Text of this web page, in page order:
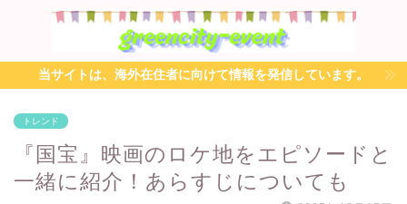
当サイトは、海外在住者に向けて情報を発信しています。
トレンド
『国宝』映画のロケ地をエピソードと
一緒に紹介！あらすじについても